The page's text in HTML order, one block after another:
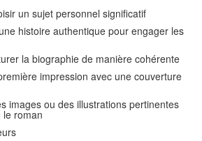
un sujet personnel significatif
histoire authentique pour engager les
la biographie de manière cohérente
impression avec une couverture
images ou des illustrations pertinentes
roman